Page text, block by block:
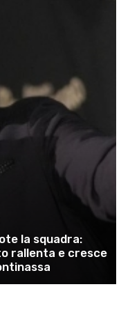
la squadra:
rallenta e cresce